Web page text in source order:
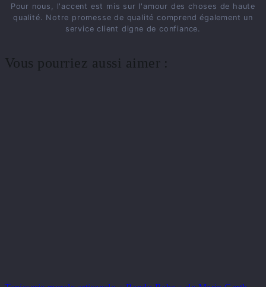
Pour nous, l'accent est mis sur l'amour des choses de haute
qualité. Notre promesse de qualité comprend également un
service client digne de confiance.
Vous pourriez aussi aimer :